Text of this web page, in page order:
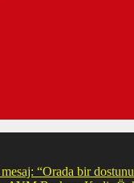
“Orada bir